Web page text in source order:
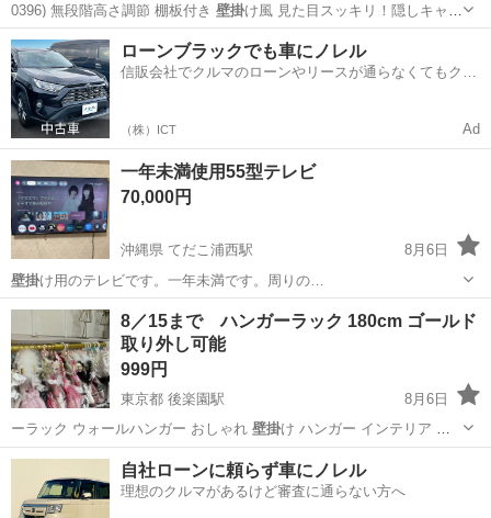
0396) 無段階高さ調節 棚板付き 壁掛け風 見た目スッキリ！隠しキャス
ター …
静岡 浜松市 浜松駅 その他
ローンブラックでも車にノレル
信販会社でクルマのローンやリースが通らなくてもクル
（株）ICT Ad
一年未満使用55型テレビ
70,000円
沖縄県 てだこ浦西駅
8月6日
壁掛け用のテレビです。一年未満です。周りの…
沖縄 名護市 てだこ浦西駅 その他
8／15まで ハンガーラック 180cm ゴールド
取り外し可能
999円
東京都 後楽園駅
8月6日
ーラック ウォールハンガー おしゃれ 壁掛け ハンガー インテリア パ
イプハンガ…
東京 文京区 後楽園駅 その他
自社ローンに頼らず車にノレル
理想のクルマがあるけど審査に通らない方へ